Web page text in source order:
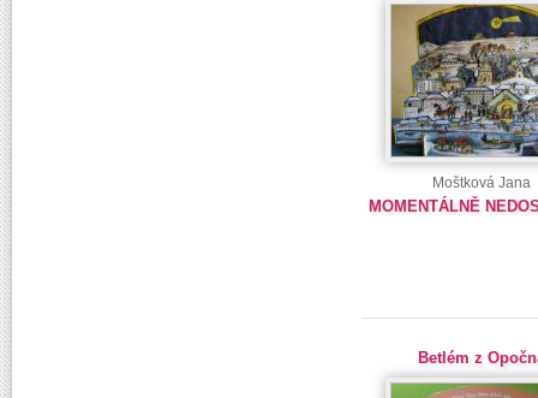
Moštková Jana
MOMENTÁLNĚ
Betlém z